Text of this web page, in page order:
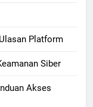
Platform
Siber
Akses